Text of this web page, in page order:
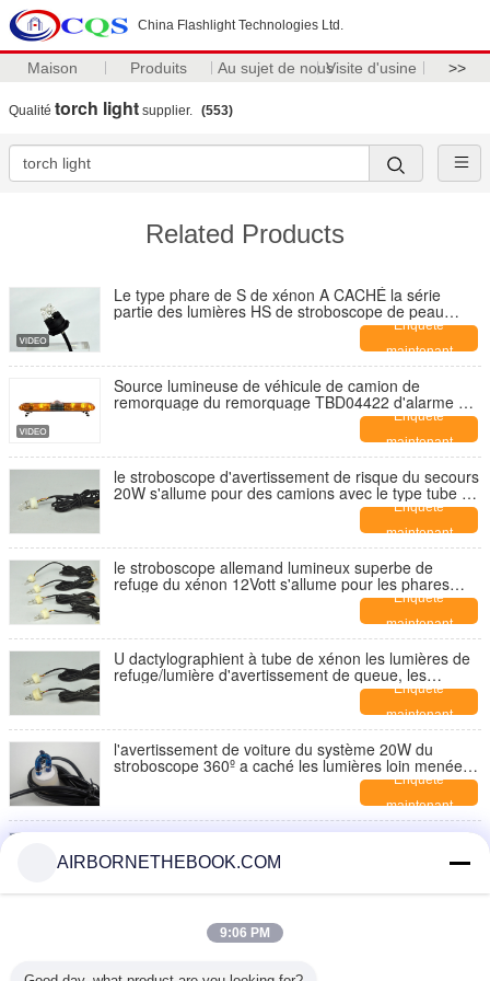
China Flashlight Technologies Ltd.
Maison Produits Au sujet de nousVisite d'usine >>
Qualité torch light supplier. (553)
Related Products
Le type phare de S de xénon A CACHÉ la série
partie des lumières HS de stroboscope de peau
Enquête
maintenant
Source lumineuse de véhicule de camion de
remorquage du remorquage TBD04422 d'alarme de
voyants de rotateur ambre d'halogène
Enquête
maintenant
le stroboscope d'avertissement de risque du secours
20W s'allume pour des camions avec le type tube de
Enquête
maintenant
le stroboscope allemand lumineux superbe de
refuge du xénon 12Vott s'allume pour les phares
Enquête
maintenant
U dactylographient à tube de xénon les lumières de
refuge/lumière d'avertissement de queue, les
stroboscopes faisants le coin menés 20WEnquête
maintenant
l'avertissement de voiture du système 20W du
stroboscope 360º a caché les lumières loin menées
TBD416C de secours de peau de xénonEnquête
maintenant
stroboscope 4 avec un contrôleur stroboscopique
TBD416C-4
maintenant
Salut/intensité de Lo A CACHÉ des lumières de
refuge de stroboscope de système à l'intérieur de du
AIRBORNETHEBOOK.COM
9:06 PM